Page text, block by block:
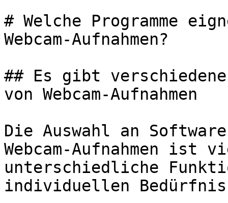
# Welche Programme
Webcam-Aufnahmen?
## Es gibt verschiedene
von Webcam-Aufnahmen
Die Auswahl an
Webcam-Aufnahmen
unterschiedliche
individuellen